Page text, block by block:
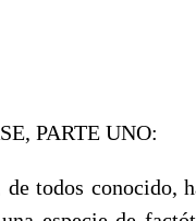
PARTE UNO:
todos conocido,